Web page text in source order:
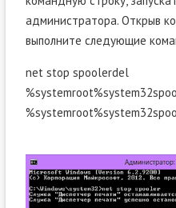
администратора. Открыв
выполните следующие
net stop spoolerdel